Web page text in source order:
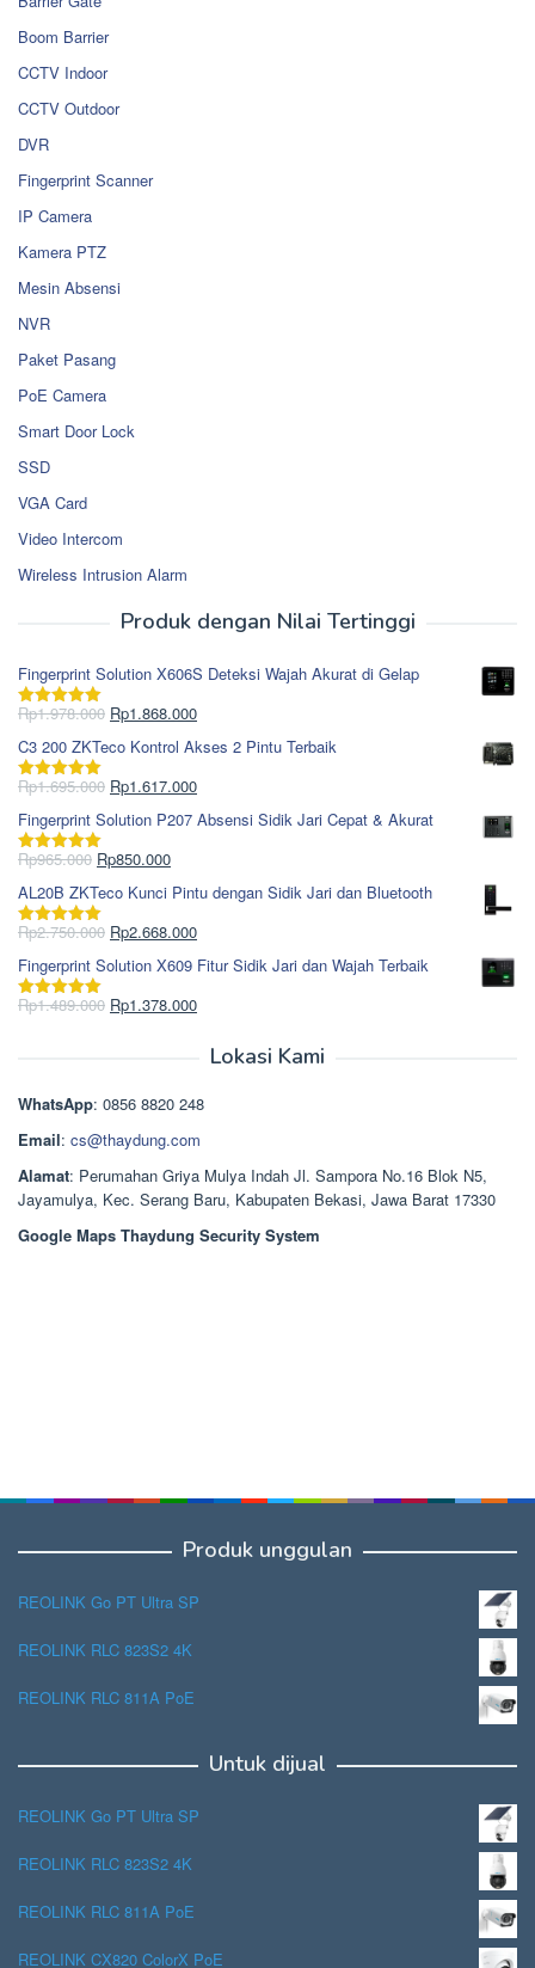
Boom Barrier
CCTV Indoor
CCTV Outdoor
DVR
Fingerprint Scanner
IP Camera
Kamera PTZ
Mesin Absensi
NVR
Paket Pasang
PoE Camera
Smart Door Lock
SSD
VGA Card
Video Intercom
Wireless Intrusion Alarm
Produk dengan Nilai Tertinggi
Fingerprint Solution X606S Deteksi Wajah Akurat di Gelap
Dinilai5.00
Rp1.978.000 Harga
aslinya
adalah:
Rp1.978.000.
Rp1.868.000Harga
saat
ini
adalah:
C3 200 ZKTeco Kontrol Akses 2 Pintu Terbaik
Dinilai5.00
Rp1.695.000 Harga
aslinya
adalah:
Rp1.695.000.
Rp1.617.000Harga
saat
ini
Fingerprint Solution P207 Absensi Sidik Jari Cepat & Akurat
Dinilai5.00
Rp965.000 Harga
aslinya
adalah:
Rp965.000.
Rp850.000Harga
saat
ini
adalah:
AL20B ZKTeco Kunci Pintu dengan Sidik Jari dan Bluetooth
Dinilai5.00
Rp2.750.000 Harga
aslinya
adalah:
Rp2.750.000.
Rp2.668.000Harga
saat
ini
adalah:
Fingerprint Solution X609 Fitur Sidik Jari dan Wajah Terbaik
Dinilai5.00
Rp1.489.000 Harga
Rp1.378.000Harga
Rp1.378.000.
Lokasi Kami
WhatsApp: 0856 8820 248
Email: cs@thaydung.com
Alamat: Perumahan Griya Mulya Indah Jl. Sampora No.16 Blok N5,
Jayamulya, Kec. Serang Baru, Kabupaten Bekasi, Jawa Barat 17330
Google Maps Thaydung Security System
Produk unggulan
REOLINK Go PT Ultra SP
REOLINK RLC 823S2 4K
REOLINK RLC 811A PoE
Untuk dijual
REOLINK Go PT Ultra SP
REOLINK RLC 823S2 4K
REOLINK RLC 811A PoE
REOLINK CX820 ColorX PoE